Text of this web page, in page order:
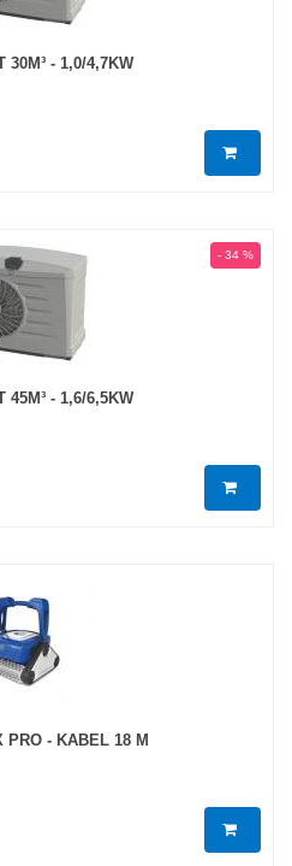
30M³ - 1,0/4,7KW
- 34 %
45M³ - 1,6/6,5KW
PRO - KABEL 18 M